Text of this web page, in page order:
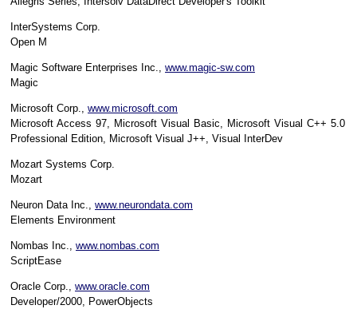
InterSystems Corp.
Open M
Magic Software Enterprises Inc., www.magic-sw.com
Magic
Microsoft Corp., www.microsoft.com
Microsoft Access 97, Microsoft Visual Basic, Microsoft Visual C++ 5.0
Professional Edition, Microsoft Visual J++, Visual InterDev
Mozart Systems Corp.
Mozart
Neuron Data Inc., www.neurondata.com
Elements Environment
Nombas Inc., www.nombas.com
ScriptEase
Oracle Corp., www.oracle.com
Developer/2000, PowerObjects